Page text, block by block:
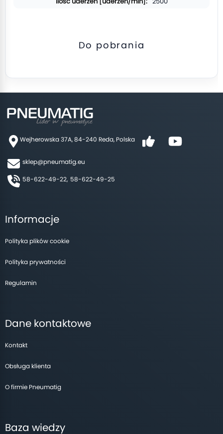
Do pobrania
Wejherowska 37A, 84-240 Reda, Polska
sklep@pneumatig.eu
58-622-49-22, 58-622-49-25
Informacje
Polityka plików cookie
Polityka prywatności
Regulamin
Dane kontaktowe
Kontakt
Obsługa klienta
O firmie Pneumatig
Baza wiedzy